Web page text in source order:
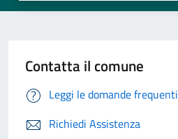
Contatta il comune
Leggi le domande frequenti
Richiedi Assistenza